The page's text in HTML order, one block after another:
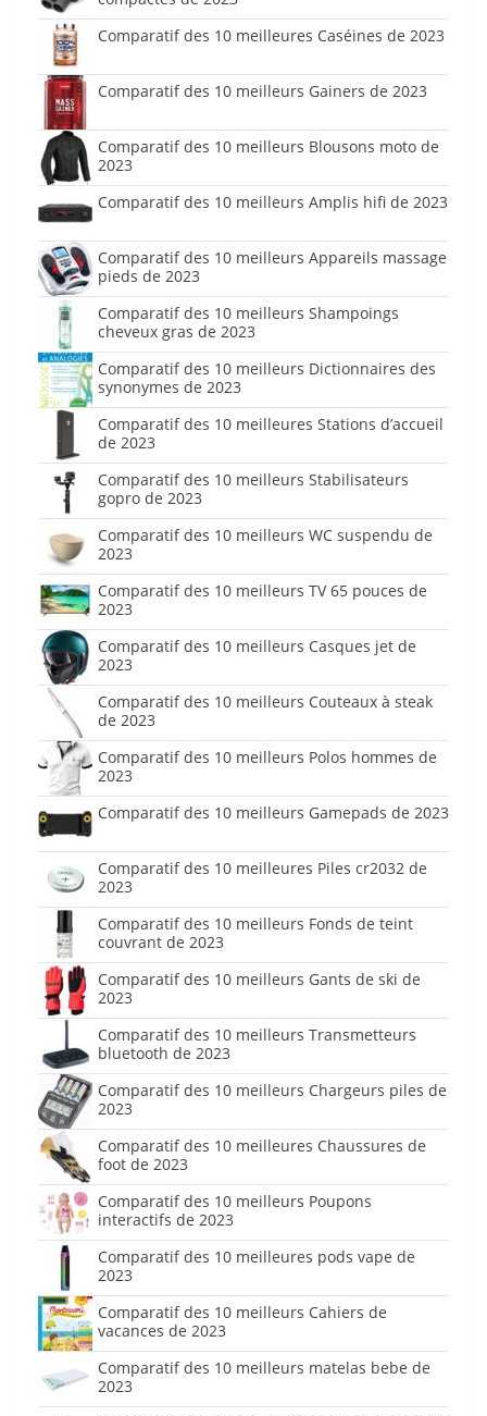
Comparatif des 10 meilleures Caséines de 2023
Comparatif des 10 meilleurs Gainers de 2023
Comparatif des 10 meilleurs Blousons moto de
2023
Comparatif des 10 meilleurs Amplis hifi de 2023
Comparatif des 10 meilleurs Appareils massage
pieds de 2023
Comparatif des 10 meilleurs Shampoings
cheveux gras de 2023
Comparatif des 10 meilleurs Dictionnaires des
synonymes de 2023
Comparatif des 10 meilleures Stations d’accueil
de 2023
Comparatif des 10 meilleurs Stabilisateurs
gopro de 2023
Comparatif des 10 meilleurs WC suspendu de
2023
Comparatif des 10 meilleurs TV 65 pouces de
2023
Comparatif des 10 meilleurs Casques jet de
2023
Comparatif des 10 meilleurs Couteaux à steak
de 2023
Comparatif des 10 meilleurs Polos hommes de
2023
Comparatif des 10 meilleurs Gamepads de 2023
Comparatif des 10 meilleures Piles cr2032 de
2023
Comparatif des 10 meilleurs Fonds de teint
couvrant de 2023
Comparatif des 10 meilleurs Gants de ski de
2023
Comparatif des 10 meilleurs Transmetteurs
bluetooth de 2023
Comparatif des 10 meilleurs Chargeurs piles de
2023
Comparatif des 10 meilleures Chaussures de
foot de 2023
Comparatif des 10 meilleurs Poupons
interactifs de 2023
Comparatif des 10 meilleures pods vape de
2023
Comparatif des 10 meilleurs Cahiers de
vacances de 2023
Comparatif des 10 meilleurs matelas bebe de
2023